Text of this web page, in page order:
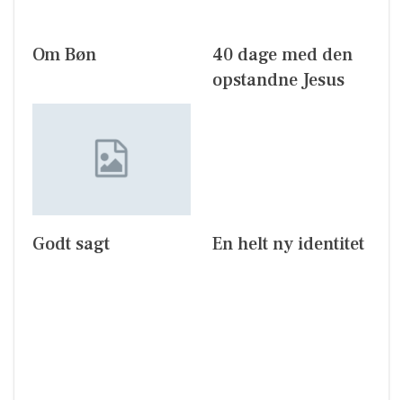
Om Bøn
40 dage med den
opstandne Jesus
Godt sagt En helt ny identitet